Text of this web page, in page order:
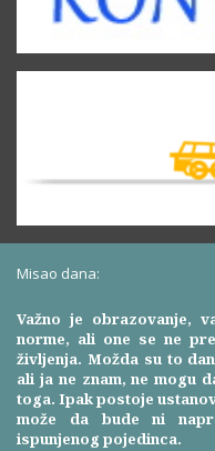
Misao dana:
Važno je obrazovanje,
norme, ali one se ne
življenja. Možda su to
ali ja ne znam, ne mogu
toga. Ipak postoje
može da bude ni
ispunjenog pojedinca.